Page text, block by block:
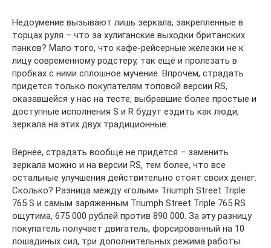
Недоумение вызывают лишь зеркала, закрепленные в
торцах руля – что за хулиганские выходки британских
панков? Мало того, что кафе-рейсерные железки не к
лицу современному родстеру, так ещё и пролезать в
пробках с ними сплошное мучение. Впрочем, страдать
придется только покупателям топовой версии RS,
оказавшейся у нас на тесте, выбравшие более простые и
доступные исполнения S и R будут ездить как люди,
зеркала на этих двух традиционные.
Вернее, страдать вообще не придется – заменить
зеркала можно и на версии RS, тем более, что все
остальные улучшения действительно стоят своих денег.
Сколько? Разница между «голым» Triumph Street Triple
765 S и самым заряженным Triumph Street Triple 765 RS
ощутима, 675 000 рублей против 890 000. За эту разницу
покупатель получает двигатель, форсированный на 10
лошадиных сил, три дополнительных режима работы